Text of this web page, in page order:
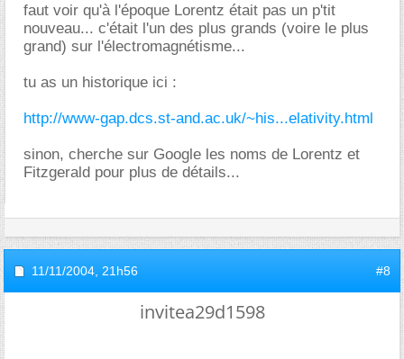
faut voir qu'à l'époque Lorentz était pas un p'tit
nouveau... c'était l'un des plus grands (voire le plus
grand) sur l'électromagnétisme...
tu as un historique ici :
http://www-gap.dcs.st-and.ac.uk/~his...elativity.html
sinon, cherche sur Google les noms de Lorentz et
Fitzgerald pour plus de détails...
11/11/2004, 21h56 #8
invitea29d1598